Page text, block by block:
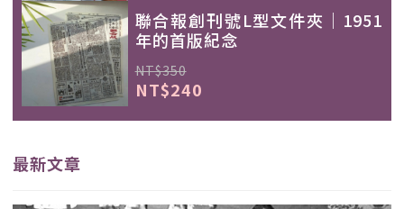
聯合報創刊號L型文件夾｜1951
年的首版紀念
NT$350
NT$240
最新文章